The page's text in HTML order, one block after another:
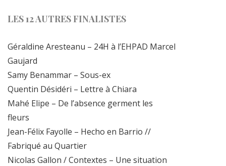
LES 12 AUTRES FINALISTES
Géraldine Aresteanu – 24H à l’EHPAD Marcel
Gaujard
Samy Benammar – Sous-ex
Quentin Désidéri – Lettre à Chiara
Mahé Elipe – De l’absence germent les
fleurs
Jean-Félix Fayolle – Hecho en Barrio //
Fabriqué au Quartier
Nicolas Gallon / Contextes – Une situation